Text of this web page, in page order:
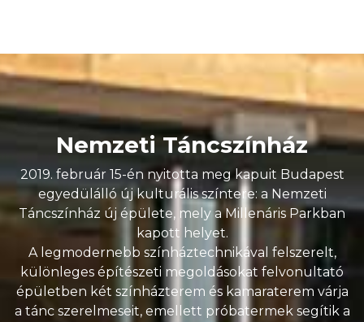
Nemzeti Táncszínház
2019. február 15-én nyitotta meg kapuit Budapest
egyedülálló új kulturális színtere: a Nemzeti
Táncszínház új épülete, mely a Millenáris Parkban
kapott helyet.
A legmodernebb színháztechnikával felszerelt,
különleges építészeti megoldásokat felvonultató
épületben két színházterem és kamaraterem várja
a tánc szerelmeseit, emellett próbatermek segítik a